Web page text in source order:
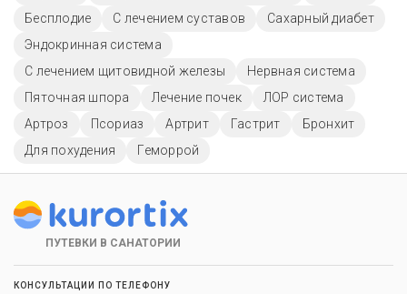
Бесплодие
С лечением суставов
Сахарный диабет
Эндокринная система
С лечением щитовидной железы
Нервная система
Пяточная шпора
Лечение почек
ЛОР система
Артроз
Псориаз Артрит Гастрит
Бронхит
Для похудения
Геморрой
ПУТЕВКИ В САНАТОРИИ
КОНСУЛЬТАЦИИ ПО ТЕЛЕФОНУ